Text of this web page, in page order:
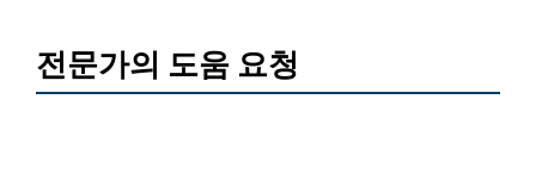
전문가의 도움 요청